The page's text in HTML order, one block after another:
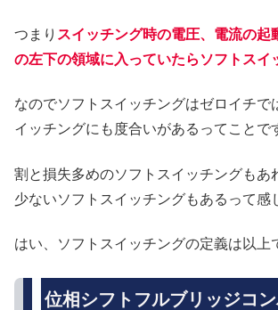
つまり スイッチング時の電圧、電流の起
の左下の領域に入っていたらソフトスイ
なのでソフトスイッチングはゼロイチで
イッチングにも度合いがあるってことで
割と損失多めのソフトスイッチングもあ
少ないソフトスイッチングもあるって感
はい、ソフトスイッチングの定義は以上
位相シフトフルブリッジコ